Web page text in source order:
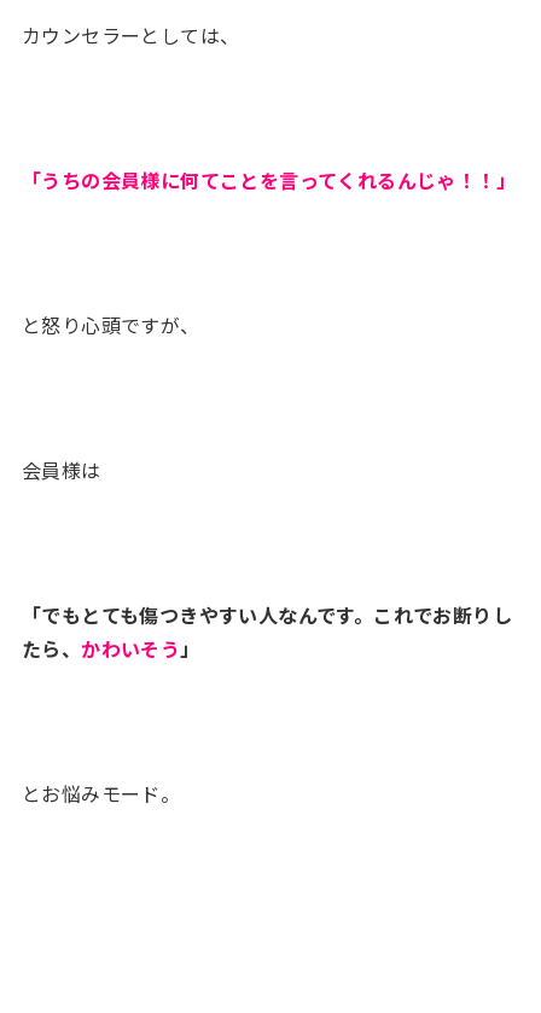
カウンセラーとしては、
「うちの会員様に何てことを言ってくれるんじゃ！！」
と怒り心頭ですが、
会員様は
「でもとても傷つきやすい人なんです。これでお断りし
たら、 かわいそう」
とお悩みモード。